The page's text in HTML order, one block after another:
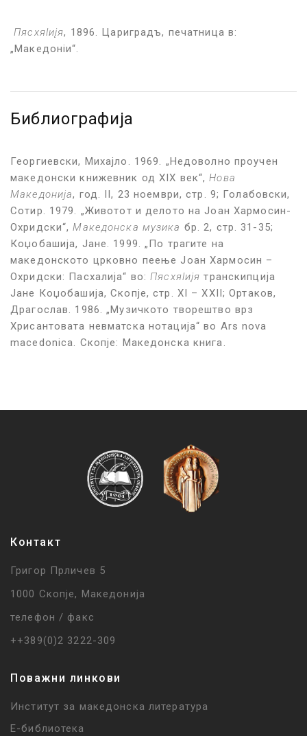
Пясхяlиįя, 1896. Цариградъ, печатница в:
„Македонiи“.
Библиографија
Георгиевски, Михајло. 1969. „Недоволно проучен
македонски книжевник од XIX век“,Нова
Македонија, год. II, 23 ноември, стр. 9; Голабовски,
Сотир. 1979. „Животот и делото на Јоан Хармосин-
Охридски“,Македонска музика бр. 2, стр. 31-35;
Коџобашија, Јане. 1999. „По трагите на
македонското црковно пеење Јоан Хармосин –
Охридски: Пасхалија“ во: Пясхяlиįя транскипција
Јане Коџобашија, Скопје, стр. XI – XXII; Ортаков,
Драгослав. 1986. „Музичкото творештво врз
Хрисантовата невматска нотација“ во Ars nova
macedonica. Скопје: Македонска книга.
Контакт
Григор Прличев 5
1000 Скопје, Македонија
телефон / факс
++389(0)2 3222-309
Поважни линкови
Институт за македонска литература
Е-библиотека